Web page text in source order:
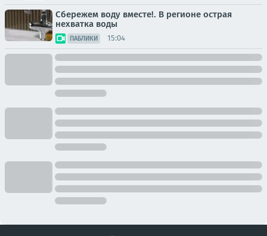
Сбережем воду вместе!. В регионе острая
нехватка воды
ПАБЛИКИ 15:04